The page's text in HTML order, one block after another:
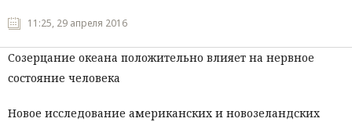
11:25, 29 апреля 2016
Созерцание океана положительно влияет на нервное
состояние человека
Новое исследование американских и новозеландских